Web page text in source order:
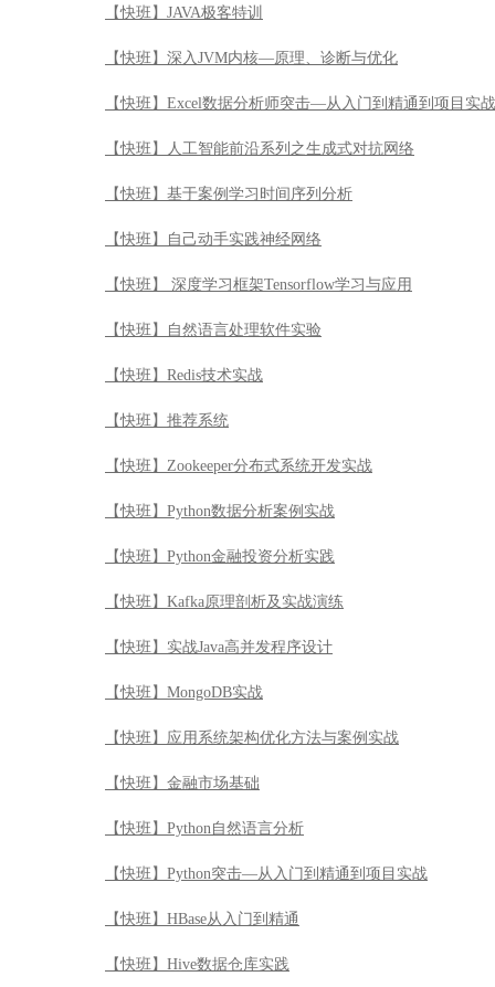
【快班】JAVA极客特训
【快班】深入JVM内核—原理、诊断与优化
【快班】Excel数据分析师突击—从入门到精通到项目实战
【快班】人工智能前沿系列之生成式对抗网络
【快班】基于案例学习时间序列分析
【快班】自己动手实践神经网络
【快班】 深度学习框架Tensorflow学习与应用
【快班】自然语言处理软件实验
【快班】Redis技术实战
【快班】推荐系统
【快班】Zookeeper分布式系统开发实战
【快班】Python数据分析案例实战
【快班】Python金融投资分析实践
【快班】Kafka原理剖析及实战演练
【快班】实战Java高并发程序设计
【快班】MongoDB实战
【快班】应用系统架构优化方法与案例实战
【快班】金融市场基础
【快班】Python自然语言分析
【快班】Python突击—从入门到精通到项目实战
【快班】HBase从入门到精通
【快班】Hive数据仓库实践